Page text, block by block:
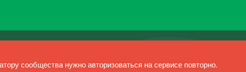
сообщества нужно авторизоваться на сервисе повторно.